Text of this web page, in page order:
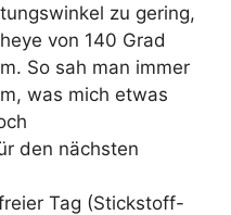
zu gering,
von 140 Grad
So sah man immer
was mich etwas
den nächsten
Tag (Stickstoff-